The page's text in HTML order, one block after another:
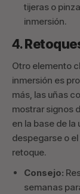
tijeras o
inmersión.
4.
Otro elemento
inmersión es
más, las uñas
mostrar signos
en la base de la
despegarse o
retoque.
Consejo:
semanas